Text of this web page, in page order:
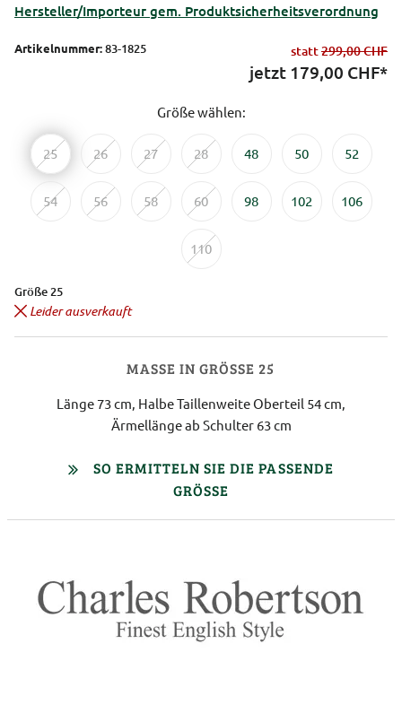
Hersteller/Importeur gem. Produktsicherheitsverordnung
Artikelnummer:83-1825 statt299,00 CHF
jetzt 179,00 CHF*
Größe wählen:
25 26 27 28 48 50 52
54 56 58 60 98 102 106
110
Größe 25
Leider ausverkauft
MASSE IN GRÖSSE 25
Länge 73 cm, Halbe Taillenweite Oberteil 54 cm,
Ärmellänge ab Schulter 63 cm
SO ERMITTELN SIE DIE PASSENDE
GRÖSSE